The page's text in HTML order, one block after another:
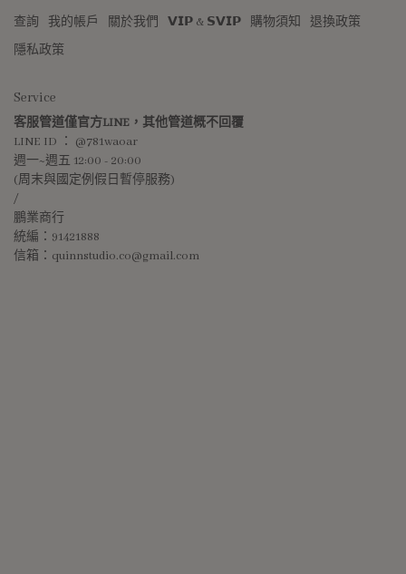
查詢 我的帳戶 關於我們 𝗩𝗜𝗣 & 𝗦𝗩𝗜𝗣 購物須知
退換政策
隱私政策
Service
客服管道僅官方LINE，其他管道概不回覆
LINE ID ： @781waoar
週一~週五 12:00 - 20:00
(周末與國定例假日暫停服務)
/
鵬業商行
統編：91421888
信箱：quinnstudio.co@gmail.com